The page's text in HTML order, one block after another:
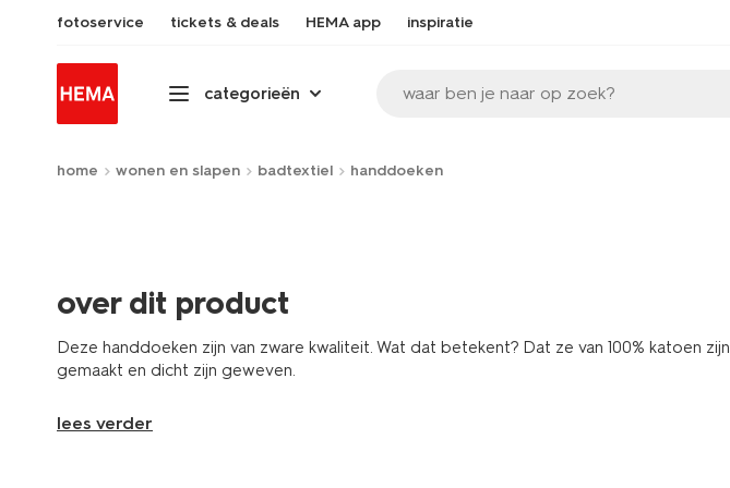
fotoservice tickets & deals HEMA app inspiratie
categorieën waar ben je naar op zoek?
home wonen en slapen badtextiel handdoeken
over dit product
Deze handdoeken zijn van zware kwaliteit. Wat dat betekent? Dat ze van 100% katoen zijn
gemaakt en dicht zijn geweven.
lees verder